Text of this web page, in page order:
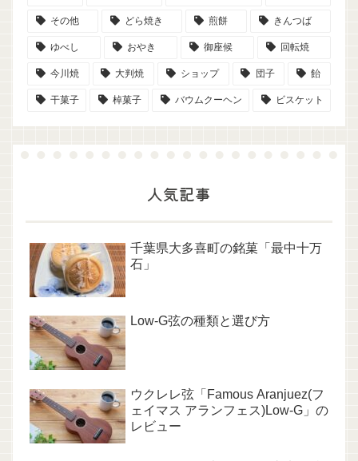
その他 どら焼き 煎餅 きんつば
ゆべし おやき 御座候 回転焼
今川焼 大判焼 ショップ 団子 飴
干菓子 棹菓子 バウムクーヘン ビスケット
人気記事
千葉県大多喜町の銘菓「最中十万
石」
Low-G弦の種類と選び方
ウクレレ弦「Famous Aranjuez(フ
ェイマス アランフェス)Low-G」の
レビュー